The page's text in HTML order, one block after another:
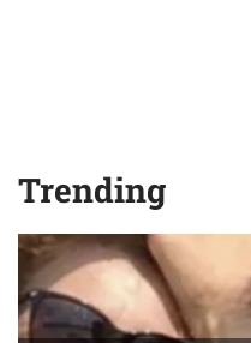
Trending